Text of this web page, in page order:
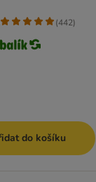
(442)
do košíku